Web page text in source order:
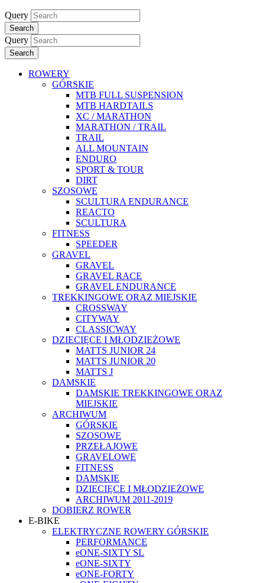
Query
Search
Query
Search
ROWERY
GÓRSKIE
MTB FULL SUSPENSION
MTB HARDTAILS
XC / MARATHON
MARATHON / TRAIL
TRAIL
ALL MOUNTAIN
ENDURO
SPORT & TOUR
DIRT
SZOSOWE
SCULTURA ENDURANCE
REACTO
SCULTURA
FITNESS
SPEEDER
GRAVEL
GRAVEL
GRAVEL RACE
GRAVEL ENDURANCE
TREKKINGOWE ORAZ MIEJSKIE
CROSSWAY
CITYWAY
CLASSICWAY
DZIECIĘCE I MŁODZIEŻOWE
MATTS JUNIOR 24
MATTS JUNIOR 20
MATTS J
DAMSKIE
DAMSKIE TREKKINGOWE ORAZ
MIEJSKIE
ARCHIWUM
GÓRSKIE
SZOSOWE
PRZEŁAJOWE
GRAVELOWE
FITNESS
DAMSKIE
DZIECIĘCE I MŁODZIEŻOWE
ARCHIWUM 2011-2019
DOBIERZ ROWER
E-BIKE
ELEKTRYCZNE ROWERY GÓRSKIE
PERFORMANCE
eONE-SIXTY SL
eONE-SIXTY
eONE-FORTY